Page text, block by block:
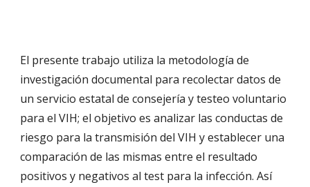
El presente trabajo utiliza la metodología de
investigación documental para recolectar datos de
un servicio estatal de consejería y testeo voluntario
para el VIH; el objetivo es analizar las conductas de
riesgo para la transmisión del VIH y establecer una
comparación de las mismas entre el resultado
positivos y negativos al test para la infección. Así